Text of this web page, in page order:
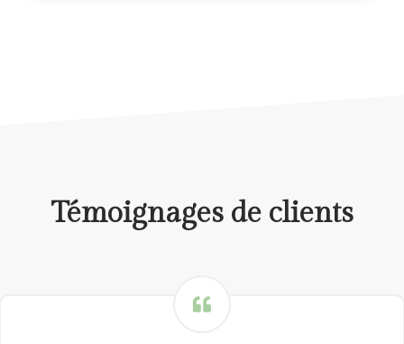
Témoignages de clients